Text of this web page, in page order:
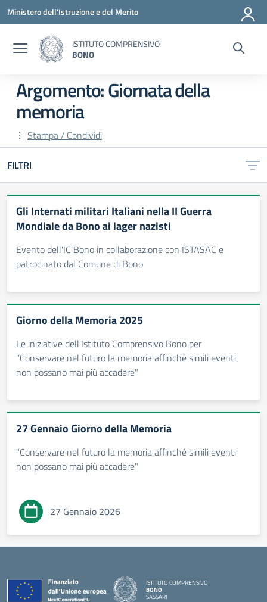
Vai ai contenuti
Vai al menu di navigazione
Vai al footer
Ministero dell'Istruzione e del Merito
ISTITUTO COMPRENSIVO
BONO
Argomento: Giornata della
memoria
Stampa / Condividi
FILTRI
Gli Internati militari Italiani nella II Guerra
Mondiale da Bono ai lager nazisti
Evento dell'IC Bono in collaborazione con ISTASAC e
patrocinato dal Comune di Bono
Giorno della Memoria 2025
Le iniziative dell'Istituto Comprensivo Bono per
"Conservare nel futuro la memoria affinché simili eventi
non possano mai più accadere"
27 Gennaio Giorno della Memoria
"Conservare nel futuro la memoria affinché simili eventi
non possano mai più accadere"
27 Gennaio 2026
ISTITUTO COMPRENSIVO
BONO
SASSARI